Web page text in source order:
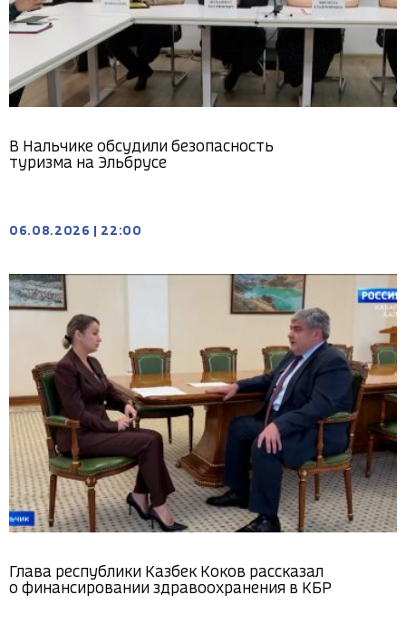
В Нальчике обсудили безопасность
туризма на Эльбрусе
06.08.2026 22:00
Глава республики Казбек Коков рассказал
о финансировании здравоохранения в КБР